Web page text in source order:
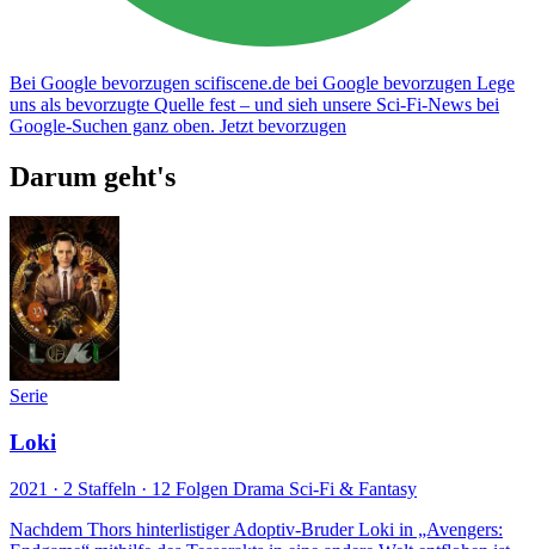
Bei Google bevorzugen scifiscene.de bei Google bevorzugen Lege
uns als bevorzugte Quelle fest – und sieh unsere Sci-Fi-News bei
Google-Suchen ganz oben. Jetzt bevorzugen
Darum geht's
Serie
Loki
2021 · 2 Staffeln · 12 Folgen Drama Sci-Fi & Fantasy
Nachdem Thors hinterlistiger Adoptiv-Bruder Loki in „Avengers: